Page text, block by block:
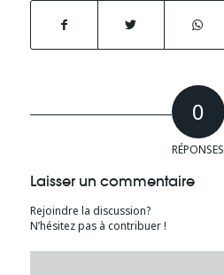
0
RÉPONSES
Laisser un commentaire
Rejoindre la discussion?
N’hésitez pas à contribuer !